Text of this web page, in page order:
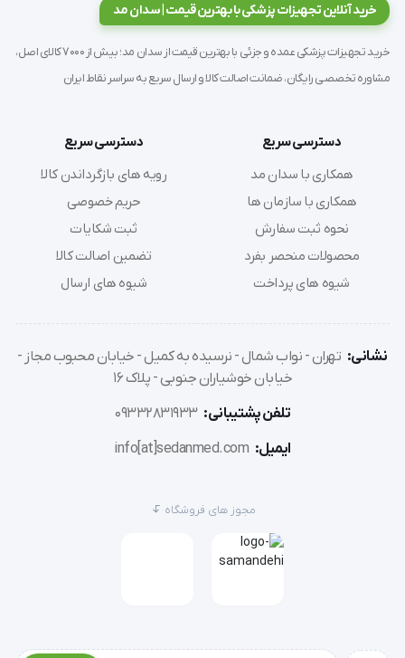
رنگ: این نخ جراحی در دو رنگ سفید و سبز عرضه می گردد.
فرایند استریل: توسط گاز اتلین اکسید استریل می گردد.
ایالات متحده : 0/6 تا  2
طول سوزن این نخ جراحی حدود: 12 میلی متر تا 50 میلی
خرید آنلاین تجهیزات پزشکی با بهترین قیمت | سدان مد
خرید تجهیزات پزشکی عمده و جزئی با بهترین قیمت از سدان مد؛ بیش از 7000 کالای اصل،
مشاوره تخصصی رایگان، ضمانت اصالت کالا و ارسال سریع به سراسر نقاط ایران
دسترسی سریع
همکاری با سدان مد
همکاری با سازمان ها
نحوه ثبت سفارش
محصولات منحصر بفرد
شیوه های پرداخت
دسترسی سریع
رویه های بازگرداندن کالا
حریم خصوصی
ثبت شکایات
تضمین اصالت کالا
شیوه های ارسال
نشانی: تهران - نواب شمال - نرسیده به کمیل - خیابان محبوب مجاز -
خیابان خوشیاران جنوبی - پلاک 16
تلفن پشتیبانی: 09332831933
ایمیل: info[at]sedanmed.com
مجوز های فروشگاه